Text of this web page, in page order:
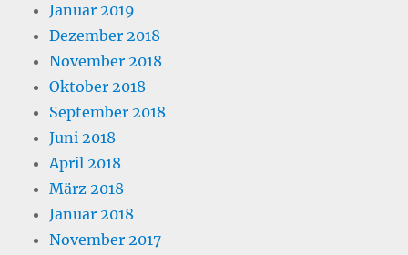
Januar 2019
Dezember 2018
November 2018
Oktober 2018
September 2018
Juni 2018
April 2018
März 2018
Januar 2018
November 2017